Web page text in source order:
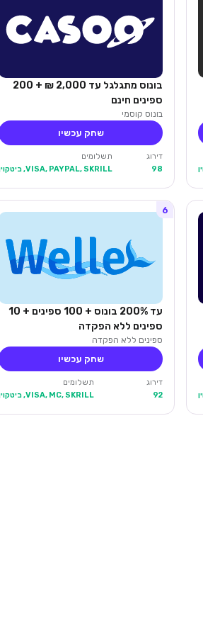
בונוס מתגלגל עד 2,000 ₪ + 200
ספינים חינם
בונוס קוסמי
שחק עכשיו
דירוג
98
תשלומים
VISA, PAYPAL, SKRILL, ביטקוין
6
עד 200% בונוס + 100 ספינים + 10
ספינים ללא הפקדה
ספינים ללא הפקדה
שחק עכשיו
דירוג
92
תשלומים
VISA, MC, SKRILL, ביטקוין